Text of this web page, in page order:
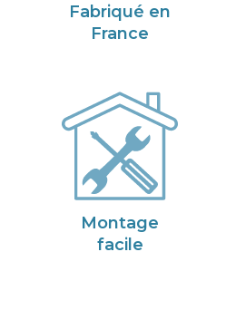
Fabriqué en
France
Montage
facile